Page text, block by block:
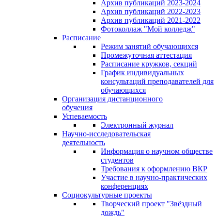
Архив публикаций 2023-2024
Архив публикаций 2022-2023
Архив публикаций 2021-2022
Фотоколлаж "Мой колледж"
Расписание
Режим занятий обучающихся
Промежуточная аттестация
Расписание кружков, секций
График индивидуальных
консультаций преподавателей для
обучающихся
Организация дистанционного
обучения
Успеваемость
Электронный журнал
Научно-исследовательская
деятельность
Информация о научном обществе
студентов
Требования к оформлению ВКР
Участие в научно-практических
конференциях
Социокультурные проекты
Творческий проект "Звёздный
дождь"